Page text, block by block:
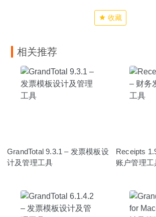
收藏
相关推荐
GrandTotal 9.3.1 – 发票模板设
计及管理工具
Receipts
账户管理工